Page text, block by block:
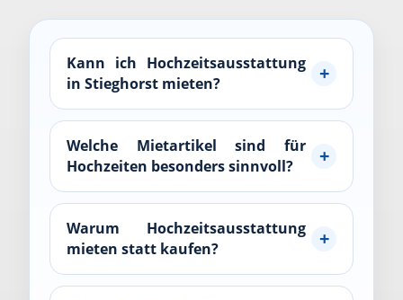
Kann ich Hochzeitsausstattung
in Stieghorst mieten?
Welche Mietartikel sind für
Hochzeiten besonders sinnvoll?
Warum Hochzeitsausstattung
mieten statt kaufen?